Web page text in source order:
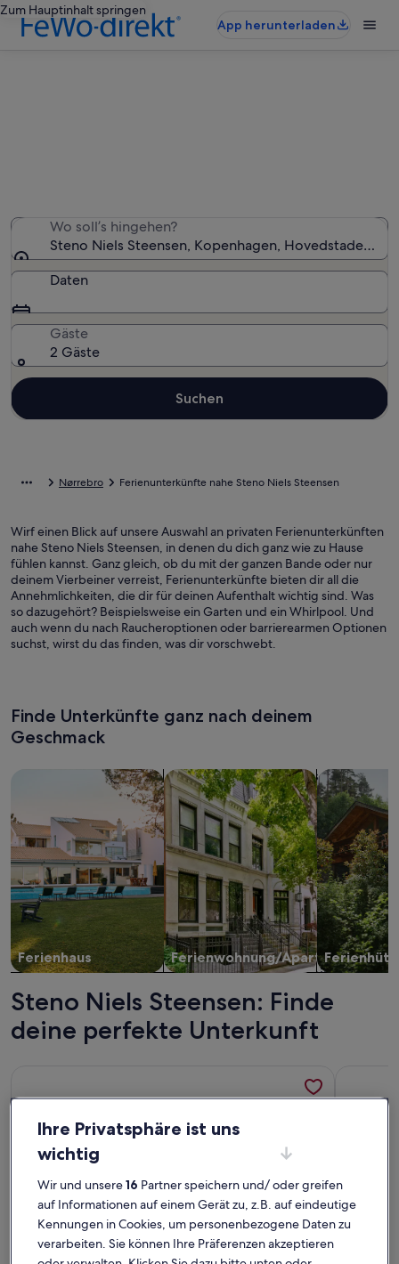
Zum Hauptinhalt springen
App herunterladen
Wo soll’s hingehen?
Steno Niels Steensen, Kopenhagen, Hovedstaden,
Daten
Gäste
2 Gäste
Suchen
Nørrebro Ferienunterkünfte nahe Steno Niels Steensen
Wirf einen Blick auf unsere Auswahl an privaten Ferienunterkünften
nahe Steno Niels Steensen, in denen du dich ganz wie zu Hause
fühlen kannst. Ganz gleich, ob du mit der ganzen Bande oder nur
deinem Vierbeiner verreist, Ferienunterkünfte bieten dir all die
Annehmlichkeiten, die dir für deinen Aufenthalt wichtig sind. Was
so dazugehört? Beispielsweise ein Garten und ein Whirlpool. Und
auch wenn du nach Raucheroptionen oder barrierearmen Optionen
suchst, wirst du das finden, was dir vorschwebt.
Finde Unterkünfte ganz nach deinem
Geschmack
Ferienhaus
Suche nach Ferienhäusern
Ferienwohnung/Apartment
Suche nach Ferienwohnungen oder
Suche nach
Steno Niels Steensen: Finde
deine perfekte Unterkunft
Weitere Infos zu Bob W Copenhagen Østerbro
Ihre Privatsphäre ist uns
wichtig
Wir und unsere16 Partner speichern und/ oder greifen
auf Informationen auf einem Gerät zu, z.B. auf eindeutige
Kennungen in Cookies, um personenbezogene Daten zu
verarbeiten. Sie können Ihre Präferenzen akzeptieren